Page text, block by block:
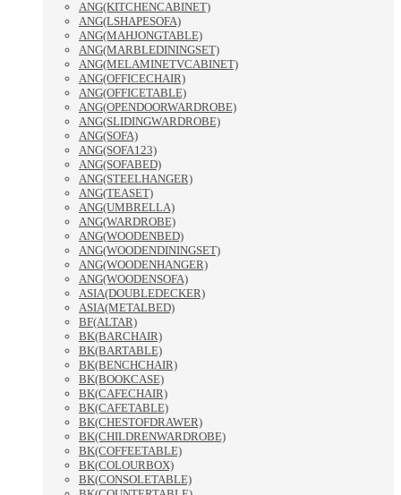
ANG(KITCHENCABINET)
ANG(LSHAPESOFA)
ANG(MAHJONGTABLE)
ANG(MARBLEDININGSET)
ANG(MELAMINETVCABINET)
ANG(OFFICECHAIR)
ANG(OFFICETABLE)
ANG(OPENDOORWARDROBE)
ANG(SLIDINGWARDROBE)
ANG(SOFA)
ANG(SOFA123)
ANG(SOFABED)
ANG(STEELHANGER)
ANG(TEASET)
ANG(UMBRELLA)
ANG(WARDROBE)
ANG(WOODENBED)
ANG(WOODENDININGSET)
ANG(WOODENHANGER)
ANG(WOODENSOFA)
ASIA(DOUBLEDECKER)
ASIA(METALBED)
BF(ALTAR)
BK(BARCHAIR)
BK(BARTABLE)
BK(BENCHCHAIR)
BK(BOOKCASE)
BK(CAFECHAIR)
BK(CAFETABLE)
BK(CHESTOFDRAWER)
BK(CHILDRENWARDROBE)
BK(COFFEETABLE)
BK(COLOURBOX)
BK(CONSOLETABLE)